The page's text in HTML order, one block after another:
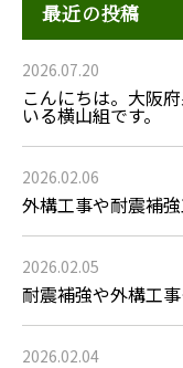
最近の投稿
2026.07.20
こんにちは。大阪
いる横山組です。
2026.02.06
外構工事や耐震補
2026.02.05
耐震補強や外構工
2026.02.04